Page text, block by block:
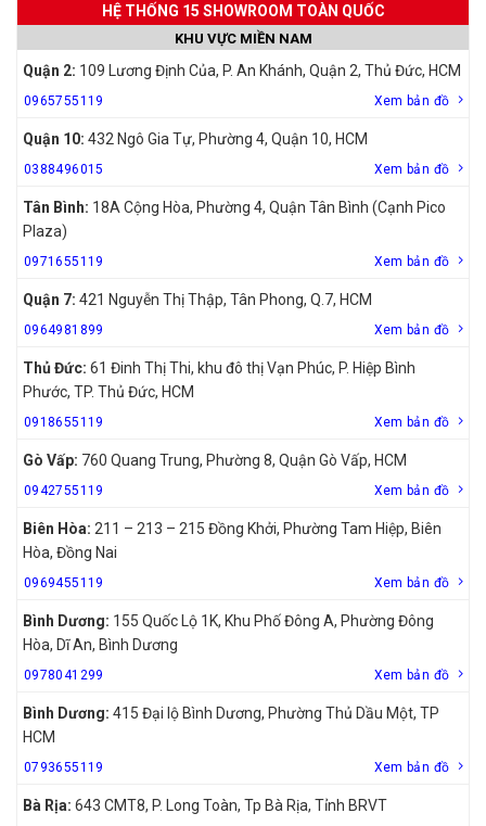
HỆ THỐNG 15 SHOWROOM TOÀN QUỐC
KHU VỰC MIỀN NAM
Quận 2: 109 Lương Định Của, P. An Khánh, Quận 2, Thủ Đức, HCM
0965755119 Xem bản đồ
Quận 10: 432 Ngô Gia Tự, Phường 4, Quận 10, HCM
0388496015 Xem bản đồ
Tân Bình: 18A Cộng Hòa, Phường 4, Quận Tân Bình (Cạnh Pico
Plaza)
0971655119 Xem bản đồ
Quận 7: 421 Nguyễn Thị Thập, Tân Phong, Q.7, HCM
0964981899 Xem bản đồ
Thủ Đức: 61 Đinh Thị Thi, khu đô thị Vạn Phúc, P. Hiệp Bình
Phước, TP. Thủ Đức, HCM
0918655119 Xem bản đồ
Gò Vấp: 760 Quang Trung, Phường 8, Quận Gò Vấp, HCM
0942755119 Xem bản đồ
Biên Hòa: 211 – 213 – 215 Đồng Khởi, Phường Tam Hiệp, Biên
Hòa, Đồng Nai
0969455119 Xem bản đồ
Bình Dương: 155 Quốc Lộ 1K, Khu Phố Đông A, Phường Đông
Hòa, Dĩ An, Bình Dương
0978041299 Xem bản đồ
Bình Dương: 415 Đại lộ Bình Dương, Phường Thủ Dầu Một, TP
HCM
0793655119 Xem bản đồ
Bà Rịa: 643 CMT8, P. Long Toàn, Tp Bà Rịa, Tỉnh BRVT